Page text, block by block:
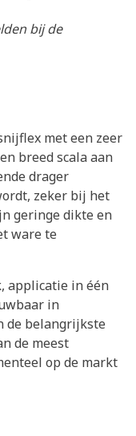
bij de
met een zeer
breed scala aan
drager
zeker bij het
geringe dikte en
ware te
applicatie in één
in
de belangrijkste
de meest
op de markt